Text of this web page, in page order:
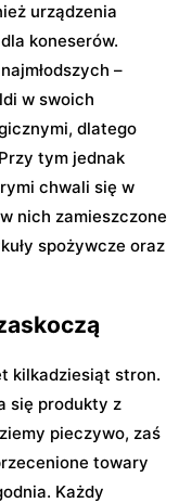
urządzenia
koneserów.
–
w swoich
dlatego
tym jednak
chwali się w
nich zamieszczone
spożywcze oraz
kilkadziesiąt stron.
się produkty z
pieczywo, zaś
towary
Każdy